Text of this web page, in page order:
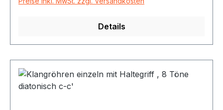
Längen. Sie zeichnen sich durch einen klaren,
Klangröhren in verschiedenen Therapieformen
sinnvoll einsetzen. Klangröhren werden auch
Röhrenglocken genannt.Besonders geeignet sind
sie zum Beispiel für Klangmeditation, Special
Details